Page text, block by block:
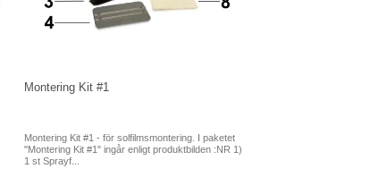
Montering Kit #1
Montering Kit #1 - för solfilmsmontering. I paketet
"Montering Kit #1" ingår enligt produktbilden :NR 1)
1 st Sprayf...